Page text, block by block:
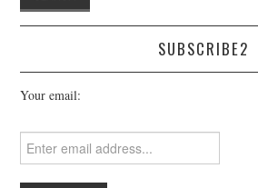
SUBSCRIBE2
Your email: